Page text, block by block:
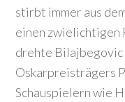
stirbt immer aus
einen zwielichtigen
drehte Bilajbegovic
Oskarpreisträgers
Schauspielern wie